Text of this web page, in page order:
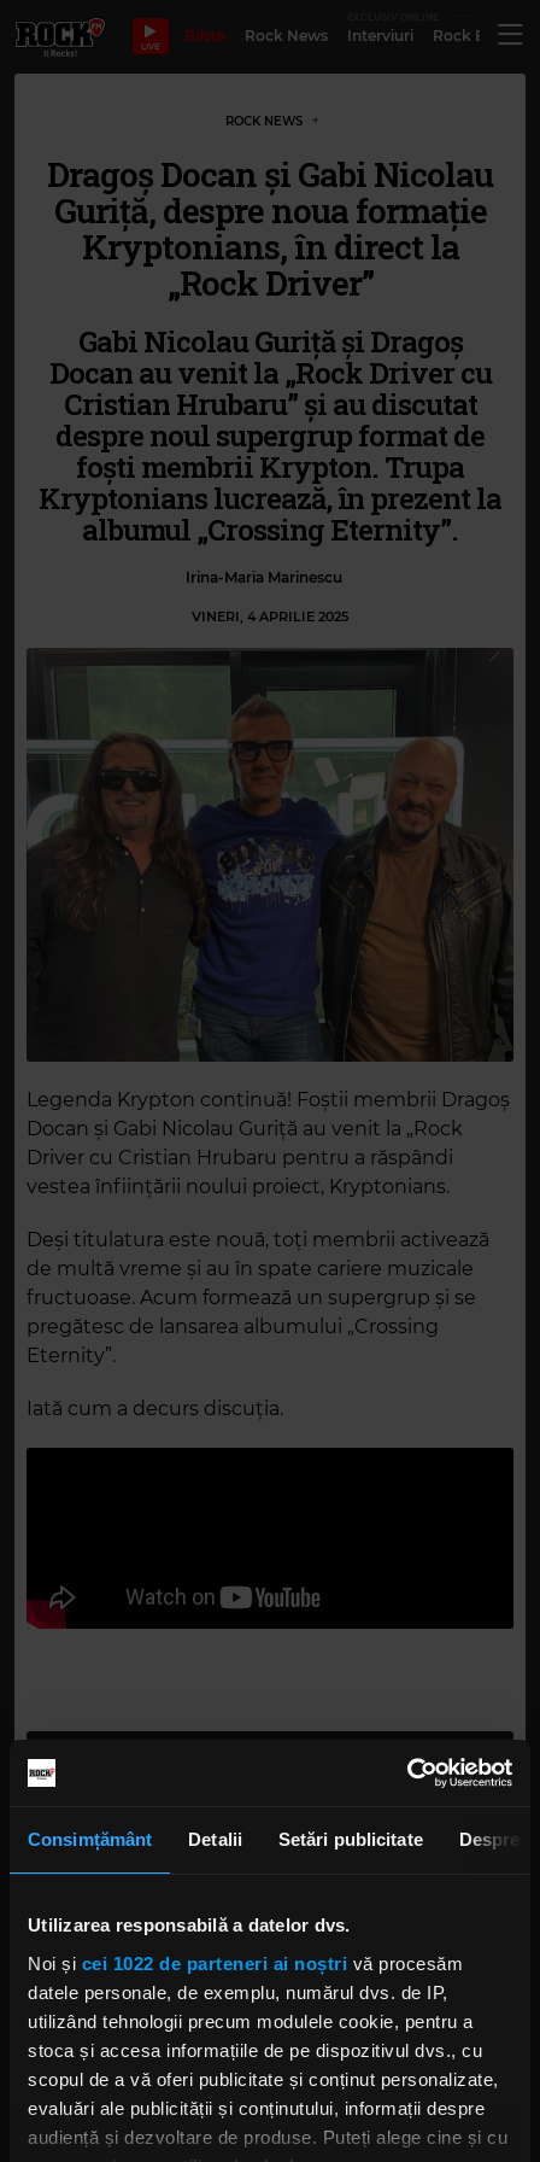
Consimțământ Detalii Setări publicitate Despre
Utilizarea responsabilă a datelor dvs.
Noi și cei 1022 de parteneri ai noștri vă procesăm
datele personale, de exemplu, numărul dvs. de IP,
utilizând tehnologii precum modulele cookie, pentru a
stoca și accesa informațiile de pe dispozitivul dvs., cu
scopul de a vă oferi publicitate și conținut personalizate,
evaluări ale publicității și conținutului, informații despre
audiență și dezvoltare de produse. Puteți alege cine și cu
LIVE
Bilete Rock News Interviuri Rock
ROCK NEWS
Dragoș Docan și Gabi Nicolau
Guriță, despre noua formație
Kryptonians, în direct la
„Rock Driver”
Gabi Nicolau Guriță și Dragoș
Docan au venit la „Rock Driver cu
Cristian Hrubaru” și au discutat
despre noul supergrup format de
foști membrii Krypton. Trupa
Kryptonians lucrează, în prezent la
albumul „Crossing Eternity”.
Irina-Maria Marinescu
VINERI, 4 APRILIE 2025
Legenda Krypton continuă! Foștii membrii Dragoș
Docan și Gabi Nicolau Guriță au venit la „Rock
Driver cu Cristian Hrubaru pentru a răspândi
vestea înființării noului proiect, Kryptonians.
Deși titulatura este nouă, toți membrii activează
de multă vreme și au în spate cariere muzicale
fructuoase. Acum formează un supergrup și se
pregătesc de lansarea albumului „Crossing
Eternity”.
Iată cum a decurs discuția.
Rock Driver - 3.04.2025 - invitați Gabi
Nicolau Guriță și Dragoș Docan despre noul
Rock Driver - 14.07.2026 - Liviu
Rock Driver, cu Cristian Hrubaru
Rock Driver - 9.07.2026 - Mirela Caracote &
Mihai Stan, despre Bucharest Town
Charity Run
Rock Driver, cu Cristian Hrubaru, 00:10:06
Rock Driver - 30.06.2026 - 7th Boulevard și
Scarlet Stain, despre single-ul „Ne vedem
în Vamă”